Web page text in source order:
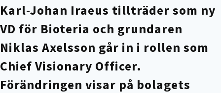
Karl-Johan Iraeus tillträder som ny
VD för Bioteria och grundaren
Niklas Axelsson går in i rollen som
Chief Visionary Officer.
Förändringen visar på bolagets